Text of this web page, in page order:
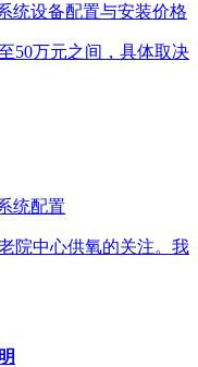
50万元之间，具体取决
院中心供氧的关注。我